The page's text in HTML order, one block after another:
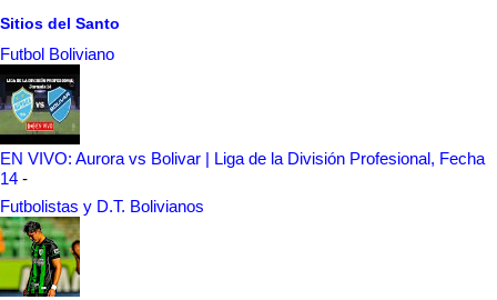
Sitios del Santo
Futbol Boliviano
EN VIVO: Aurora vs Bolivar | Liga de la División Profesional, Fecha
14 -
Futbolistas y D.T. Bolivianos